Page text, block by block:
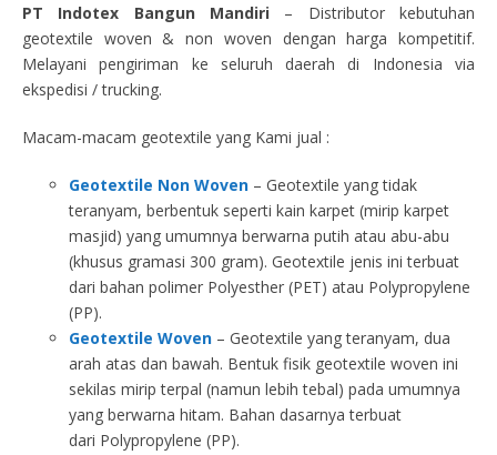
PT Indotex Bangun Mandiri – Distributor kebutuhan
geotextile woven & non woven dengan harga kompetitif.
Melayani pengiriman ke seluruh daerah di Indonesia via
ekspedisi / trucking.
Macam-macam geotextile yang Kami jual :
Geotextile Non Woven – Geotextile yang tidak
teranyam, berbentuk seperti kain karpet (mirip karpet
masjid) yang umumnya berwarna putih atau abu-abu
(khusus gramasi 300 gram). Geotextile jenis ini terbuat
dari bahan polimer Polyesther (PET) atau Polypropylene
(PP).
Geotextile Woven – Geotextile yang teranyam, dua
arah atas dan bawah. Bentuk fisik geotextile woven ini
sekilas mirip terpal (namun lebih tebal) pada umumnya
yang berwarna hitam. Bahan dasarnya terbuat
dari Polypropylene (PP).